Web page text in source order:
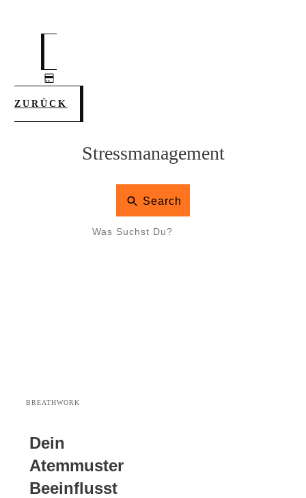
ZURÜCK
Stressmanagement
Search
BREATHWORK
Dein
Atemmuster
Beeinflusst